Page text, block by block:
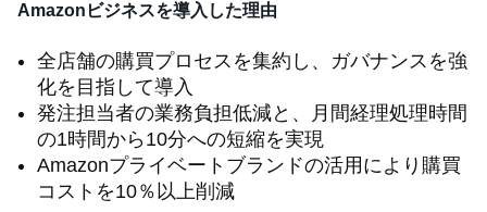
Amazonビジネスを導入した理由
全店舗の購買プロセスを集約し、ガバナンスを強
化を目指して導入
発注担当者の業務負担低減と、月間経理処理時間
の1時間から10分への短縮を実現
Amazonプライベートブランドの活用により購買
コストを10％以上削減